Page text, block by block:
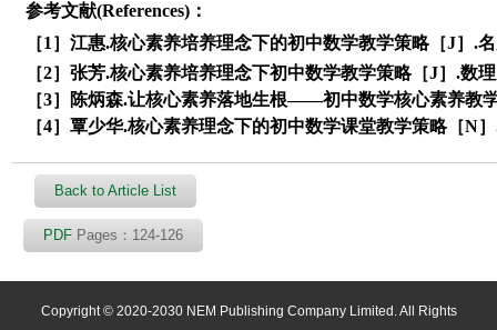
参考文献(References)：
［1］江惠.核心素养培养理念下的初中数学教学策略［J］.
［2］张芳.核心素养培养理念下初中数学教学策略［J］.数
［3］陈炳森.让核心素养落地生根——初中数学核心素养教
［4］覃少华.核心素养理念下的初中数学课堂教学策略［N
Back to Article List
PDF Pages：124-126
Copyright © 2020-2030 NEM Publishing Company Limited. All Rights